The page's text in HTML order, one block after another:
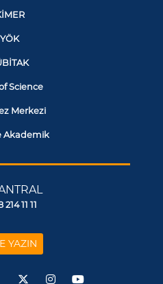
YÖK
Science
Merkezi
Akademik
214 11 11
YAZIN